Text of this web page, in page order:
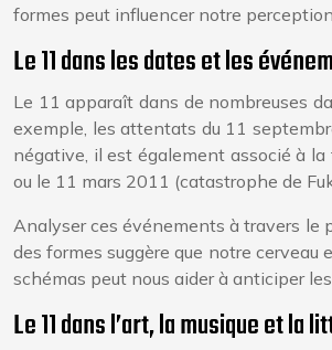
formes peut influencer notre
Le 11 dans les dates et les
Le 11 apparaît dans de nombreuses
exemple, les attentats du 11
négative, il est également associé à
ou le 11 mars 2011 (catastrophe de
Analyser ces événements à travers le
des formes suggère que notre
schémas peut nous aider à anticiper
Le 11 dans l’art, la musique et la